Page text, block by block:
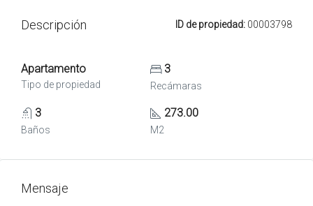
Descripción ID de propiedad: 00003798
Apartamento
Tipo de propiedad
3
Recámaras
3
Baños
273.00
M2
Mensaje